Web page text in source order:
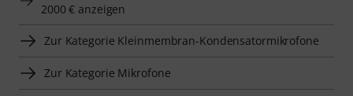
2000 € anzeigen
Zur Kategorie Kleinmembran-Kondensatormikrofone
Zur Kategorie Mikrofone